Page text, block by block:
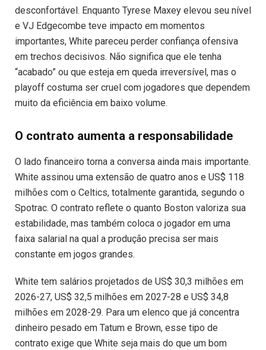
desconfortável. Enquanto Tyrese Maxey elevou seu nível
e VJ Edgecombe teve impacto em momentos
importantes, White pareceu perder confiança ofensiva
em trechos decisivos. Não significa que ele tenha
“acabado” ou que esteja em queda irreversível, mas o
playoff costuma ser cruel com jogadores que dependem
muito da eficiência em baixo volume.
O contrato aumenta a responsabilidade
O lado financeiro torna a conversa ainda mais importante.
White assinou uma extensão de quatro anos e US$ 118
milhões com o Celtics, totalmente garantida, segundo o
Spotrac. O contrato reflete o quanto Boston valoriza sua
estabilidade, mas também coloca o jogador em uma
faixa salarial na qual a produção precisa ser mais
constante em jogos grandes.
White tem salários projetados de US$ 30,3 milhões em
2026-27, US$ 32,5 milhões em 2027-28 e US$ 34,8
milhões em 2028-29. Para um elenco que já concentra
dinheiro pesado em Tatum e Brown, esse tipo de
contrato exige que White seja mais do que um bom